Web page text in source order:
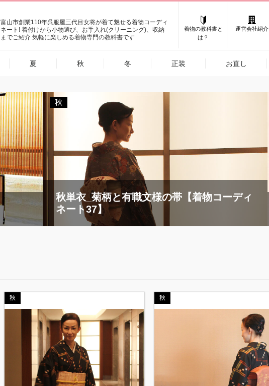
富山市創業110年呉服屋三代目女将が着て魅せる着物コーディ
ネート! 着付けから小物選び、お手入れ(クリーニング)、収納
までご紹介 気軽に楽しめる着物専門の教科書です
着物の教科書と
は？
運営会社紹介
夏 秋 冬 正装 お直し
秋
秋単衣_菊柄と有職文様の帯【着物コーディ
ネート37】
秋 秋